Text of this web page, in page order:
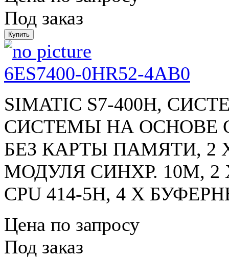
Под заказ
6ES7400-0HR52-4AB0
SIMATIC S7-400H,
СИСТЕМЫ НА ОСНОВЕ
БЕЗ КАРТЫ ПАМЯТИ, 2 X
МОДУЛЯ СИНХР. 10M, 2
CPU 414-5H, 4 X
Цена по запросу
Под заказ